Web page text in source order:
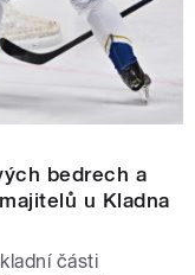
bedrech a
u Kladna
části